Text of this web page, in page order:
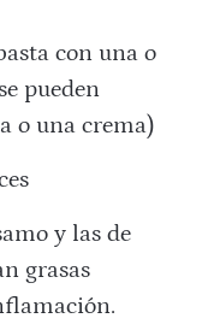
con una o
pueden
o una crema)
y las de
grasas